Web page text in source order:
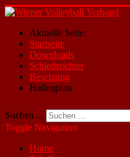
Aktuelle Seite:
Startseite
Downloads
Schiedsrichter
Besetzung
Hallenplan
Suchen ...
Toggle Navigation
Home